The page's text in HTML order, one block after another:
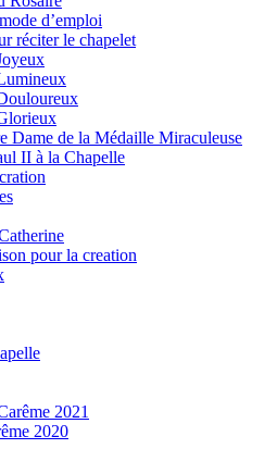
d’emploi
réciter le chapelet
Dame de la Médaille Miraculeuse
II à la Chapelle
pour la creation
2021
2020